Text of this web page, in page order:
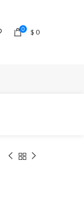
0 $ 0